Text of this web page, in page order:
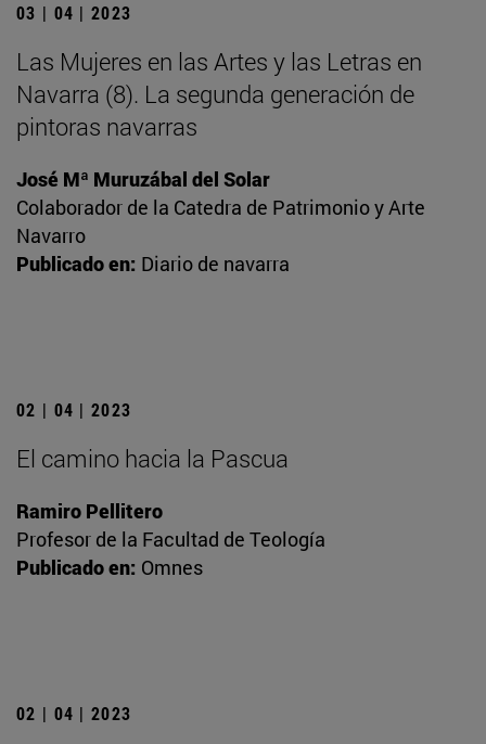
03 | 04 | 2023
Las Mujeres en las Artes y las Letras en
Navarra (8). La segunda generación de
pintoras navarras
José Mª Muruzábal del Solar
Colaborador de la Catedra de Patrimonio y Arte
Navarro
Publicado en: Diario de navarra
02 | 04 | 2023
El camino hacia la Pascua
Ramiro Pellitero
Profesor de la Facultad de Teología
Publicado en: Omnes
02 | 04 | 2023